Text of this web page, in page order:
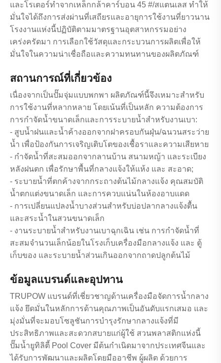
และโรเตอร์ทำจากเหล็กกล้าคาร์บอน 45 #/สแตนเลส ทำให้
มั่นใจได้ถึงการส่งผ่านที่เสถียรและอายุการใช้งานที่ยาวนาน
โรงงานแห่งนี้ปฏิบัติตามมาตรฐานอุตสาหกรรมอย่าง
เคร่งครัดมา การเลือกใช้วัสดุและกระบวนการผลิตเพื่อให้
มั่นใจในความน่าเชื่อถือและความทนทานของผลิตภัณฑ์
สถานการณ์ที่เกี่ยวข้อง
เนื่องจากเป็นปั๊มจุ่มแบบพกพา ผลิตภัณฑ์นี้จึงเหมาะสำหรับ
การใช้งานที่หลากหลาย โดยเน้นที่เป็นหลัก ความต้องการ
การกำจัดน้ำขนาดเล็กและการระบายน้ำสำหรับงานเบา:
- สูบน้ำฝนและน้ำค้างออกจากฝาครอบกันฝุ่น/ฉนวนสระว่าย
น้ำ เพื่อป้องกันการเจริญเติบโตของเชื้อราและความเสียหาย
- กำจัดน้ำที่สะสมออกจากลานบ้าน สนามหญ้า และระเบียง
หลังฝนตก เพื่อรักษาพื้นที่กลางแจ้งให้แห้ง และ สะอาด;
- ระบายน้ำที่ตกค้างจากกระถางต้นไม้กลางแจ้ง คุณสมบัติ
น้ำตกแต่งขนาดเล็ก และการควบแน่นในห้องอาบแดด
- การเปลี่ยนแปลงน้ำบางส่วนสำหรับบ่อปลากลางแจ้งตื้น
และสระน้ำในสวนขนาดเล็ก
- งานระบายน้ำสำหรับงานเบาฉุกเฉิน เช่น การกำจัดน้ำที่
สะสมจำนวนเล็กน้อยในโรงเก็บเครื่องมือกลางแจ้ง และ ตู้
เก็บของ และระบายน้ำส่วนเกินออกจากถาดปลูกต้นไม้
ข้อมูลแบรนด์และอุปทาน
TRUPOW แบรนด์ที่เชี่ยวชาญด้านเครื่องมือจัดการน้ำกลาง
แจ้ง ยึดมั่นในหลักการด้านคุณภาพเป็นอันดับแรกเสมอ และ
มุ่งมั่นที่จะมอบโซลูชันการบำรุงรักษากลางแจ้งที่มี
ประสิทธิภาพและสะดวกสบายแก่ผู้ใช้ สวนพลาสติกแห่งนี้
ปั๊มน้ำยูทิลิตี้ Pool Cover มีต้นกำเนิดมาจากประเทศจีนและ
ได้รับการพัฒนาและผลิตโดยมืออาชีพ ผู้ผลิต ด้วยการ